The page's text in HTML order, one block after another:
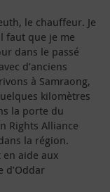
le chauffeur. Je
faut que je me
dans le passé
d’anciens
à Samraong,
kilomètres
la porte du
Rights Alliance
la région.
en aide aux
d’Oddar